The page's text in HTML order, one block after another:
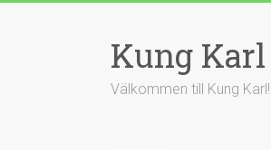
Kung Karl
Välkommen till Kung Karl!